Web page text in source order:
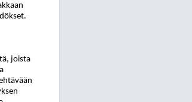
joista